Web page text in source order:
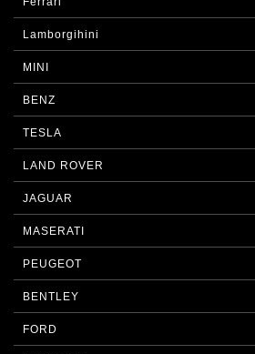
Lamborgihini
MINI
BENZ
TESLA
LAND ROVER
JAGUAR
MASERATI
PEUGEOT
BENTLEY
FORD